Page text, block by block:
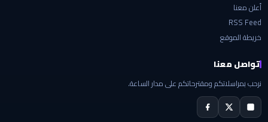
أعلن معنا
RSS Feed
خريطة الموقع
تواصل معنا
نرحب بمراسلاتكم ومقترحاتكم على مدار الساعة.